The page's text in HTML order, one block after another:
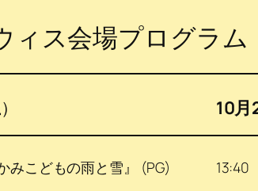
ィス会場プログラム
）
みこどもの雨と雪』 (PG)
10月
13:40